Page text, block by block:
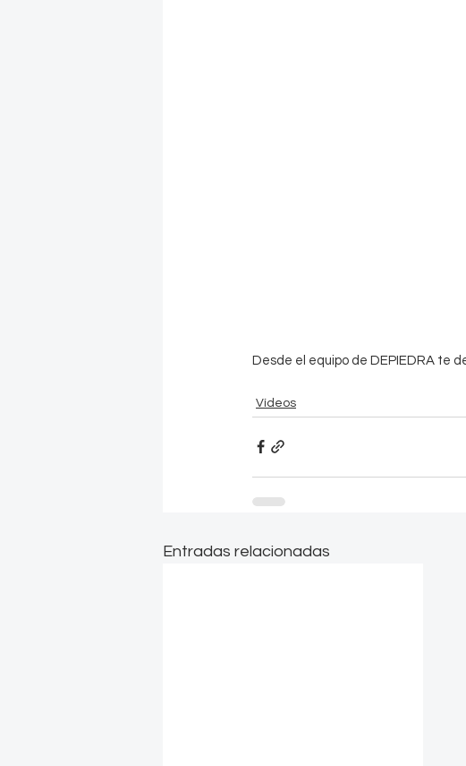
Desde el equipo de DEPIEDRA te
Vídeos
Entradas relacionadas